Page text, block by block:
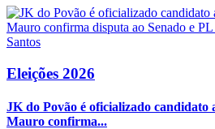
Eleições 2026
JK do Povão é oficializado candidato
Mauro confirma...